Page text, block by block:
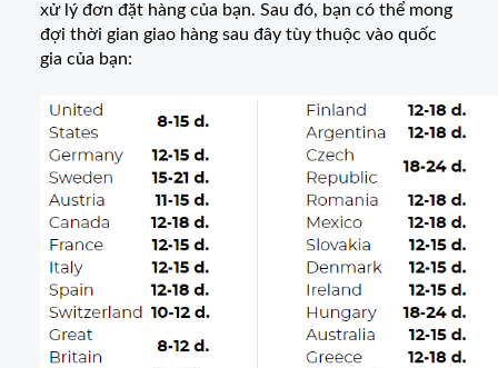
xử lý đơn đặt hàng của bạn. Sau đó, bạn có thể mong
đợi thời gian giao hàng sau đây tùy thuộc vào quốc
gia của bạn: